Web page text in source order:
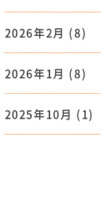
2026年2月 (8)
2026年1月 (8)
2025年10月 (1)